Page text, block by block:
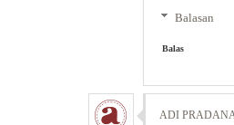
Balasan
Balas
ADI